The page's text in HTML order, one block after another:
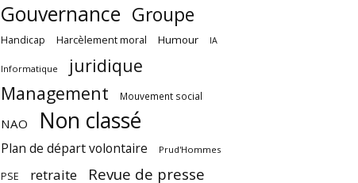
Gouvernance Groupe
Handicap Harcèlement moral Humour IA
Informatique
juridique
Management
Mouvement social
NAO Non classé
Plan de départ volontaire Prud'Hommes
PSE retraite Revue de presse